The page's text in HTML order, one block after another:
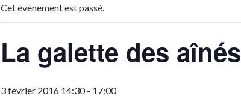
Cet évènement est passé.
La galette des aînés
3 février 2016 14:30- 17:00